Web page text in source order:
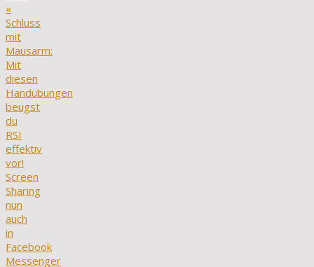
«
Schluss
mit
Mausarm:
Mit
diesen
Handübungen
beugst
du
RSI
effektiv
vor!
Screen
Sharing
nun
auch
in
Facebook
Messenger